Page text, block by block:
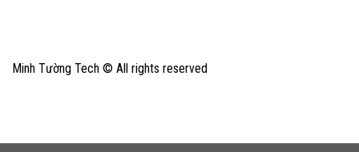
Minh Tường Tech © All rights reserved